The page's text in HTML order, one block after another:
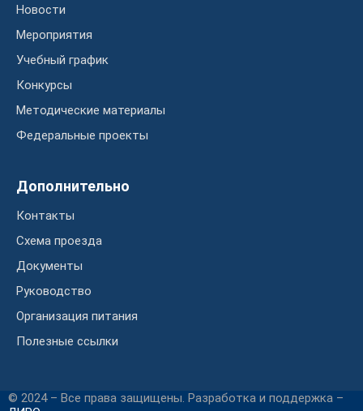
Новости
Мероприятия
Учебный график
Конкурсы
Методические материалы
Федеральные проекты
Дополнительно
Контакты
Схема проезда
Документы
Руководство
Организация питания
Полезные ссылки
© 2024 – Все права защищены. Разработка и поддержка –